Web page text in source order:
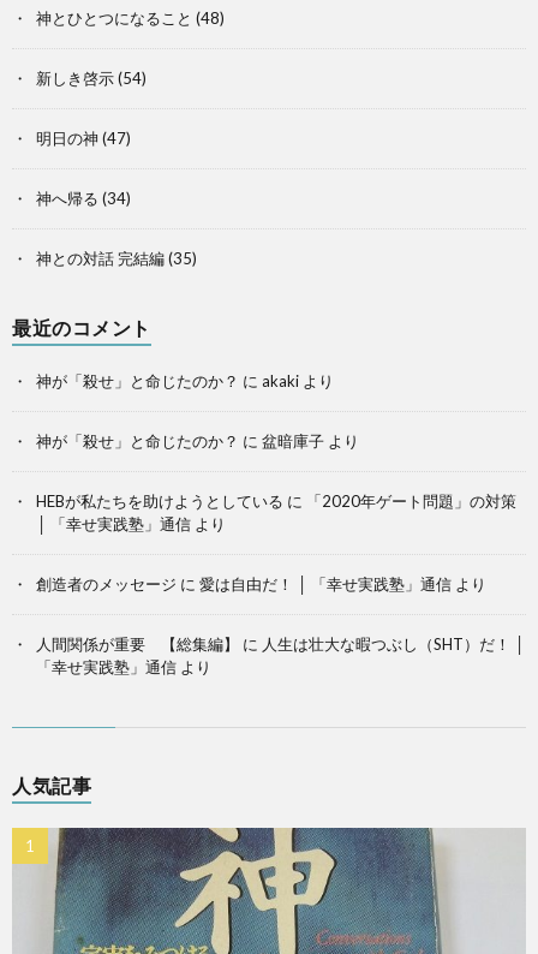
神とひとつになること (48)
新しき啓示(54)
明日の神 (47)
神へ帰る (34)
神との対話 完結編(35)
最近のコメント
神が「殺せ」と命じたのか？ に akaki より
神が「殺せ」と命じたのか？ に 盆暗庫子 より
HEBが私たちを助けようとしている に
「2020年ゲート問題」の対策
│ 「幸せ実践塾」通信 より
創造者のメッセージ に 愛は自由だ！ │ 「幸せ実践塾」通信 より
人間関係が重要 【総集編】 に 人生は壮大な暇つぶし（SHT）だ！ │
「幸せ実践塾」通信 より
人気記事